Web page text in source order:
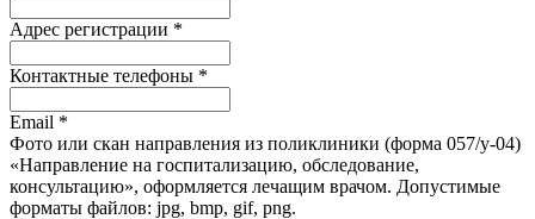
Адрес регистрации *
Контактные телефоны *
Email *
Фото или скан направления из поликлиники (форма 057/у-04)
«Направление на госпитализацию, обследование,
консультацию», оформляется лечащим врачом. Допустимые
форматы файлов: jpg, bmp, gif, png.